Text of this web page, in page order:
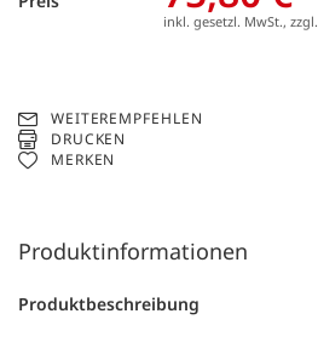
inkl. gesetzl. MwSt., zzgl.
WEITEREMPFEHLEN
DRUCKEN
MERKEN
Produktinformationen
Produktbeschreibung